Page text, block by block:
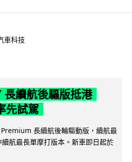
車科技
續航後驅版抵港
先試駕
長續航後輪驅動版，續航最
航最長單摩打版本。新車即日起於